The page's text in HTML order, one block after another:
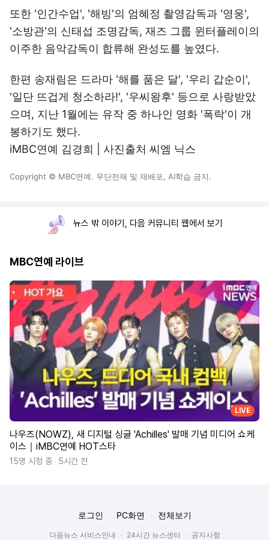
또한 '인간수업', '해빙'의 엄혜정 촬영감독과 '영웅',
'소방관'의 신태섭 조명감독, 재즈 그룹 윈터플레이의
이주한 음악감독이 합류해 완성도를 높였다.
한편 송재림은 드라마 '해를 품은 달', '우리 갑순이',
'일단 뜨겁게 청소하라!', '우씨왕후' 등으로 사랑받았
으며, 지난 1월에는 유작 중 하나인 영화 '폭락'이 개
봉하기도 했다.
iMBC연예 김경희 | 사진출처 씨엠 닉스
Copyright © MBC연예. 무단전재 및 재배포, AI학습 금지.
뉴스 밖 이야기, 다음 커뮤니티 웹에서 보기
MBC연예 라이브
LIVE
나우즈(NOWZ), 새 디지털 싱글 'Achilles' 발매 기념 미디어 쇼케
이스｜iMBC연예 HOT스타
15명 시청 중 5시간 전
로그인 PC화면 전체보기
다음뉴스 서비스안내 24시간 뉴스센터 공지사항